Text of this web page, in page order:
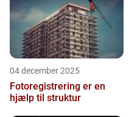
04 december 2025
Fotoregistrering er en
hjælp til struktur